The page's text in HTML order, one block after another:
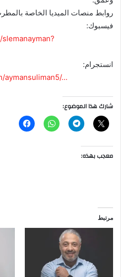
روابط منصات الميديا الخاصة
فيسبوك:
انستجرام:
aymansuliman5/…
شارك هذا الموضوع:
معجب بهذه:
مرتبط